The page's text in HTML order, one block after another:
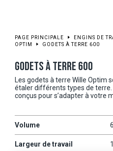
PAGE PRINCIPALE ENGINS DE
OPTIM
GODETS À TERRE 600
GODETS À TERRE 600
Les godets à terre Wille Optim
étaler différents types de
conçus pour s’adapter à votre
Volume
Largeur de travail